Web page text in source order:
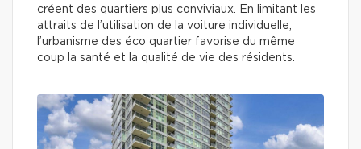
créent des quartiers plus conviviaux. En limitant les
attraits de l’utilisation de la voiture individuelle,
l’urbanisme des éco quartier favorise du même
coup la santé et la qualité de vie des résidents.